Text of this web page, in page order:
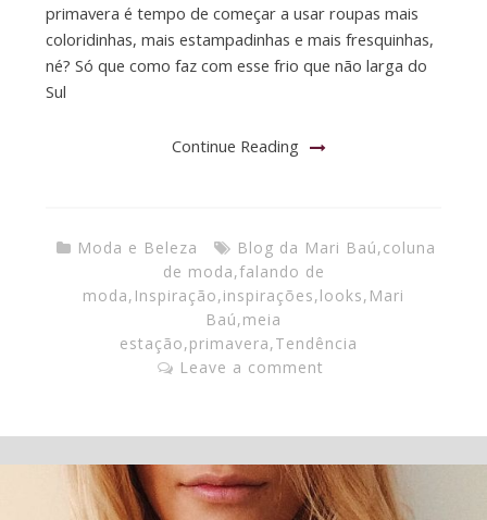
primavera é tempo de começar a usar roupas mais
coloridinhas, mais estampadinhas e mais fresquinhas,
né? Só que como faz com esse frio que não larga do
Sul
Continue Reading
Moda e Beleza Blog da Mari Baú,coluna
de moda,falando de
moda, Inspiração,inspirações,looks, Mari
Baú,meia
estação,primavera,Tendência
Leave a comment